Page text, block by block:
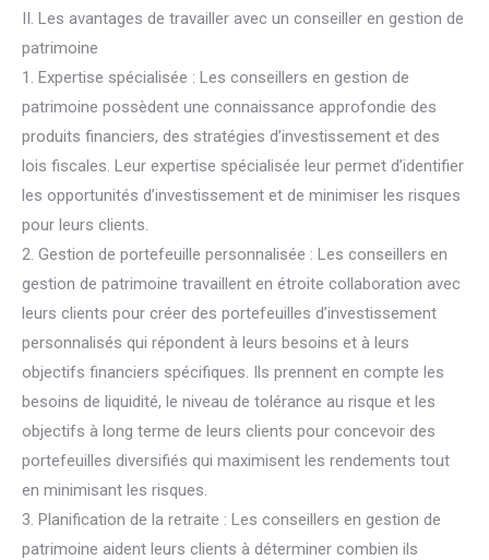
II. Les avantages de travailler avec un conseiller en gestion de
patrimoine
1. Expertise spécialisée : Les conseillers en gestion de
patrimoine possèdent une connaissance approfondie des
produits financiers, des stratégies d’investissement et des
lois fiscales. Leur expertise spécialisée leur permet d’identifier
les opportunités d’investissement et de minimiser les risques
pour leurs clients.
2. Gestion de portefeuille personnalisée : Les conseillers en
gestion de patrimoine travaillent en étroite collaboration avec
leurs clients pour créer des portefeuilles d’investissement
personnalisés qui répondent à leurs besoins et à leurs
objectifs financiers spécifiques. Ils prennent en compte les
besoins de liquidité, le niveau de tolérance au risque et les
objectifs à long terme de leurs clients pour concevoir des
portefeuilles diversifiés qui maximisent les rendements tout
en minimisant les risques.
3. Planification de la retraite : Les conseillers en gestion de
patrimoine aident leurs clients à déterminer combien ils